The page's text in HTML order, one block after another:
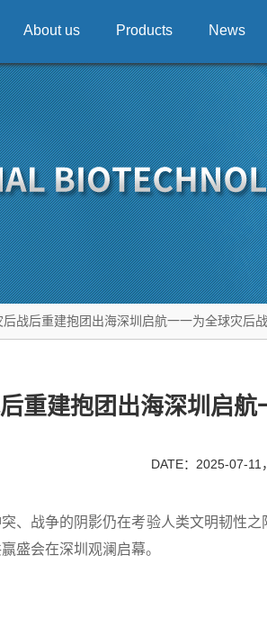
About us Products News
战后重建抱团出海深圳启航一一为全球灾后
重建抱团出海深圳启
DATE：2025-07-11
战争的阴影仍在考验人类文明韧性之
盛会在深圳观澜启幕。